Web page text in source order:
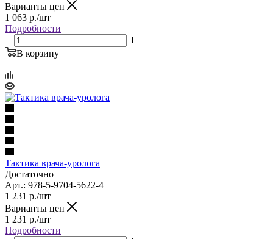
Варианты цен
1 063 р./шт
Подробности
В корзину
Тактика врача-уролога
Достаточно
Арт.: 978-5-9704-5622-4
1 231 р./шт
Варианты цен
1 231 р./шт
Подробности